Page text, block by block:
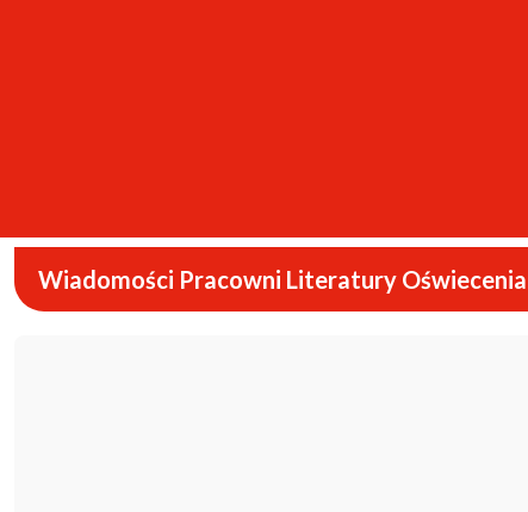
Wiadomości Pracowni Literatury Oświecenia